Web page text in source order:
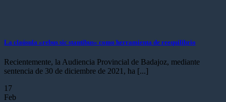
La claúsula «rebus sic stantibus» como herramienta de reequilibrio
Recientemente, la Audiencia Provincial de Badajoz, mediante
sentencia de 30 de diciembre de 2021, ha [...]
17
Feb